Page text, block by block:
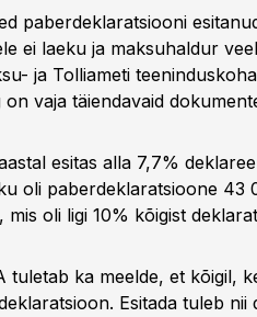
paberdeklaratsiooni
ei laeku ja maksuhaldur
ja Tolliameti
on vaja täiendavaid
esitas alla 7,7%
oli paberdeklaratsioone 43
mis oli ligi 10% kõigist
tuletab ka meelde, et kõigil,
Esitada tuleb